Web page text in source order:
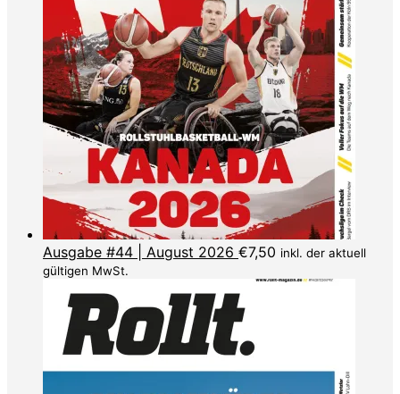
Ausgabe #44 | August 2026 €7,50 inkl. der aktuell
gültigen MwSt.